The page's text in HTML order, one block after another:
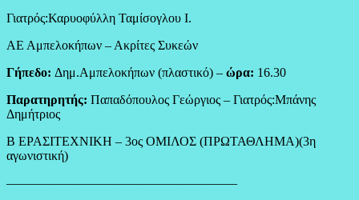
Γιατρός:Καρυοφύλλη Ταμίσογλου Ι.
ΑΕ Αμπελοκήπων – Ακρίτες Συκεών
Γήπεδο: Δημ.Αμπελοκήπων (πλαστικό) – ώρα: 16.30
Παρατηρητής: Παπαδόπουλος Γεώργιος – Γιατρός:Μπάνης
Δημήτριος
Β ΕΡΑΣΙΤΕΧΝΙΚΗ – 3ος ΟΜΙΛΟΣ (ΠΡΩΤΑΘΛΗΜΑ)(3η
αγωνιστική)
——————————————————